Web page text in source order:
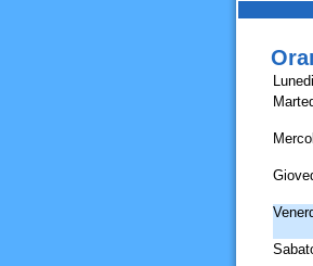
Lunedi